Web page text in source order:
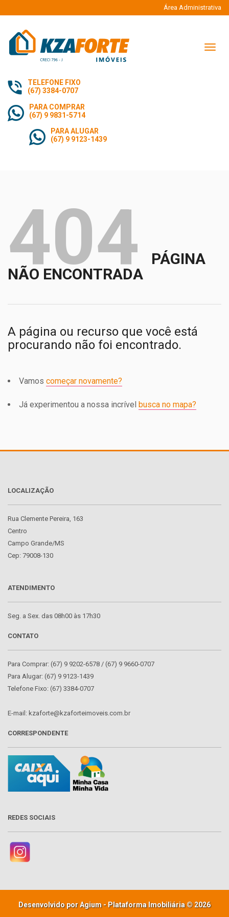
Área Administrativa
TELEFONE FIXO
(67) 3384-0707
PARA COMPRAR
(67) 9 9831-5714
PARA ALUGAR
(67) 9 9123-1439
404
PÁGINA
NÃO ENCONTRADA
A página ou recurso que você está
procurando não foi encontrado.
Vamos começar novamente?
Já experimentou a nossa incrível busca no mapa?
LOCALIZAÇÃO
Rua Clemente Pereira, 163
Centro
Campo Grande/MS
Cep: 79008-130
ATENDIMENTO
Seg. a Sex. das 08h00 às 17h30
CONTATO
Para Comprar: (67) 9 9202-6578 / (67) 9 9660-0707
Para Alugar: (67) 9 9123-1439
Telefone Fixo: (67) 3384-0707
E-mail: kzaforte@kzaforteimoveis.com.br
CORRESPONDENTE
REDES SOCIAIS
Desenvolvido por Agium - Plataforma Imobiliária © 2026